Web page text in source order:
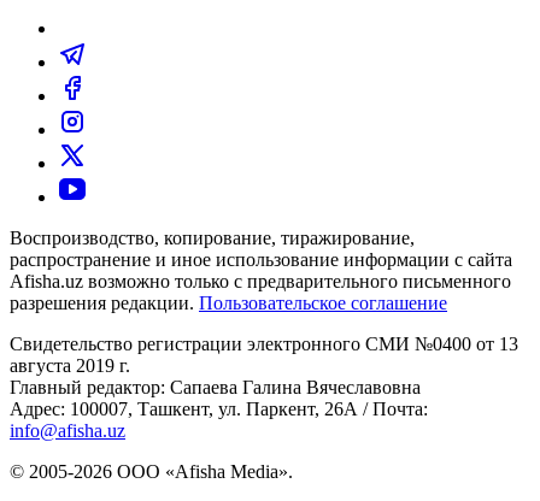
Воспроизводство, копирование, тиражирование,
распространение и иное использование информации с сайта
Afisha.uz возможно только с предварительного письменного
разрешения редакции. Пользовательское соглашение
Свидетельство регистрации электронного СМИ №0400 от 13
августа 2019 г.
Главный редактор: Сапаева Галина Вячеславовна
Адрес: 100007, Ташкент, ул. Паркент, 26А / Почта:
info@afisha.uz
© 2005-2026 ООО «Afisha Media».